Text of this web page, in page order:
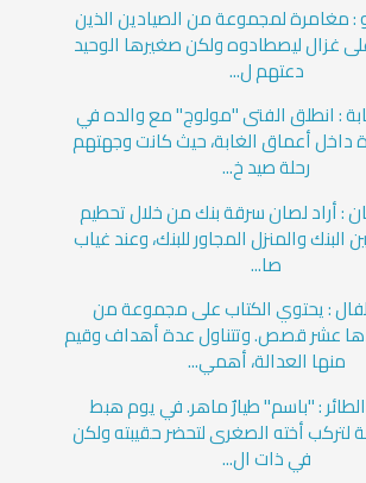
: مغامرة لمجموعة من الصيادين الذين
على غزال ليصطادوه ولكن صغيرها الوحيد
دعتهم ل...
: انطلق الفتى "مولوج" مع والده في
داخل أعماق الغابة، حيث كانت وجهتهم
رحلة صيد خ...
: أراد لصان سرقة بنك من خلال تحطيم
البنك والمنزل المجاور للبنك، وعند غياب
صا...
: يحتوي الكتاب على مجموعة من
عشر قصص. وتتناول عدة أهداف وقيم
منها العدالة، أهمي...
: "باسم" طيارٌ ماهر. في يوم هبط
لتركب أخته الصغرى لتحضر حقيبته ولكن
في ذات ال...